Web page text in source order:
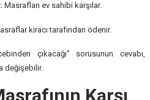
Masrafları ev sahibi karşılar.
kiracı tarafından ödenir.
çıkacağı" sorusunun cevabı,
değişebilir.
Karşı